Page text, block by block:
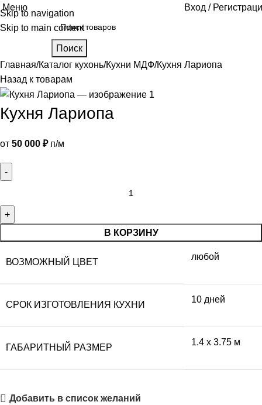
Skip to navigation
Skip to main content
Меню Вход /
Поиск
Главная Каталог кухонь Кухни МДФ Кухня Лариопа
Назад к товарам
Кухня Лариопа
от 50 000 ₽п/м
В КОРЗИНУ
ВОЗМОЖНЫЙ ЦВЕТ
любой
СРОК ИЗГОТОВЛЕНИЯ КУХНИ
10 дней
ГАБАРИТНЫЙ РАЗМЕР
1.4 x 3.75 м
Добавить в список желаний